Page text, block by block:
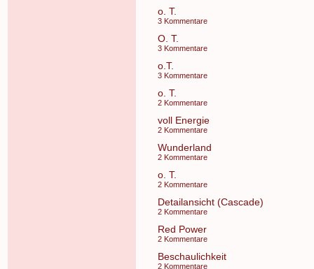
o. T.
3 Kommentare
O. T.
3 Kommentare
o.T.
3 Kommentare
o. T.
2 Kommentare
voll Energie
2 Kommentare
Wunderland
2 Kommentare
o. T.
2 Kommentare
Detailansicht (Cascade)
2 Kommentare
Red Power
2 Kommentare
Beschaulichkeit
2 Kommentare